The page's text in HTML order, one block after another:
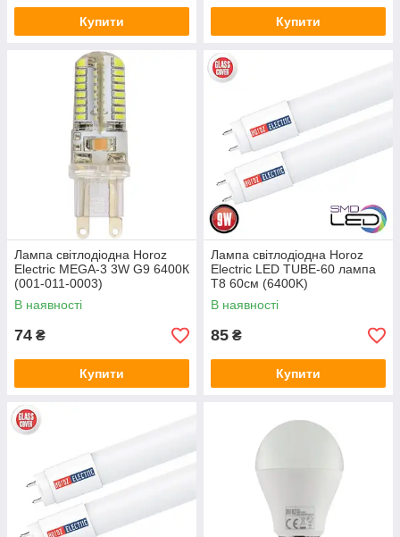
Купити Купити
Лампа світлодіодна Horoz
Electric MEGA-3 3W G9 6400К
(001-011-0003)
В наявності
74 ₴
Купити
Лампа світлодіодна Horoz
Electric LED TUBE-60 лампа
Т8 60см (6400K)
В наявності
85 ₴
Купити